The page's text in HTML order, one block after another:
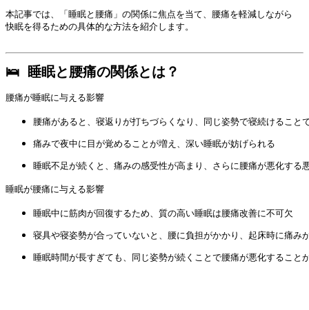
本記事では、「睡眠と腰痛」の関係に焦点を当て、腰痛を軽減しながら
快眠を得るための具体的な方法を紹介します。
🛌 睡眠と腰痛の関係とは？
腰痛が睡眠に与える影響
腰痛があると、寝返りが打ちづらくなり、同じ姿勢で寝続けること
痛みで夜中に目が覚めることが増え、深い睡眠が妨げられる
睡眠不足が続くと、痛みの感受性が高まり、さらに腰痛が悪化する
睡眠が腰痛に与える影響
睡眠中に筋肉が回復するため、質の高い睡眠は腰痛改善に不可欠
寝具や寝姿勢が合っていないと、腰に負担がかかり、起床時に痛み
睡眠時間が長すぎても、同じ姿勢が続くことで腰痛が悪化すること